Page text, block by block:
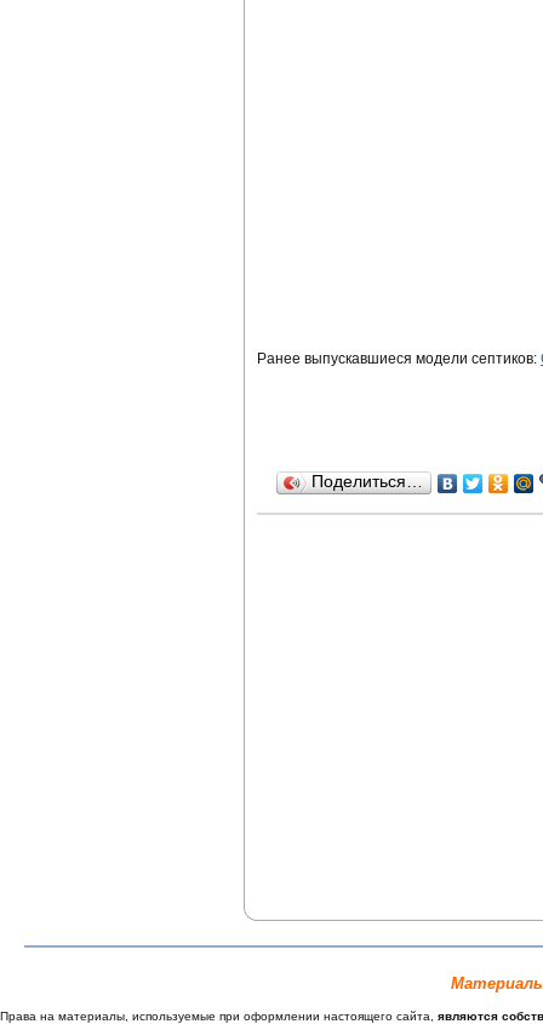
Ранее выпускавшиеся модели септиков:
Поделиться…
Права на материалы, используемые при оформлении настоящего сайта, являются